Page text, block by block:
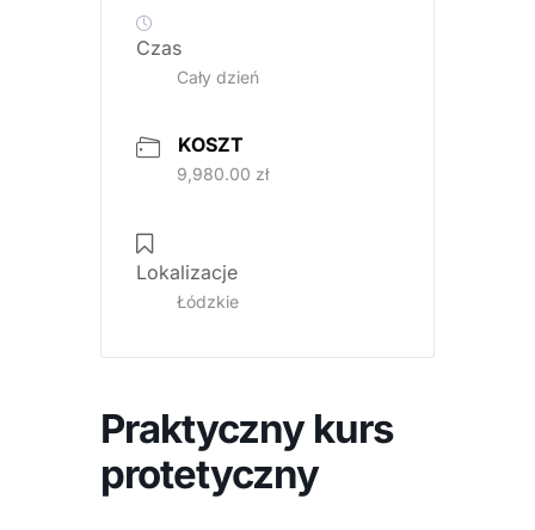
Czas
Cały dzień
KOSZT
9,980.00 zł
Lokalizacje
Łódzkie
Praktyczny kurs
protetyczny